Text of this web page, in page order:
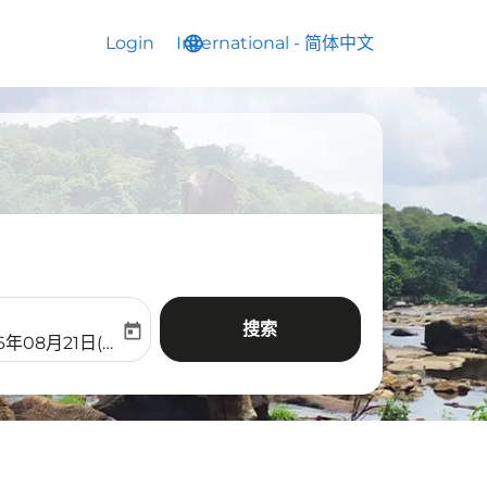
Login language
International - 简体中文
keyboard_arrow_down
label
return-date-aria-label
08月21日(周五)
today 搜索